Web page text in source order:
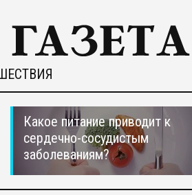
Какое питание приводит к
сердечно-сосудистым
заболеваниям?